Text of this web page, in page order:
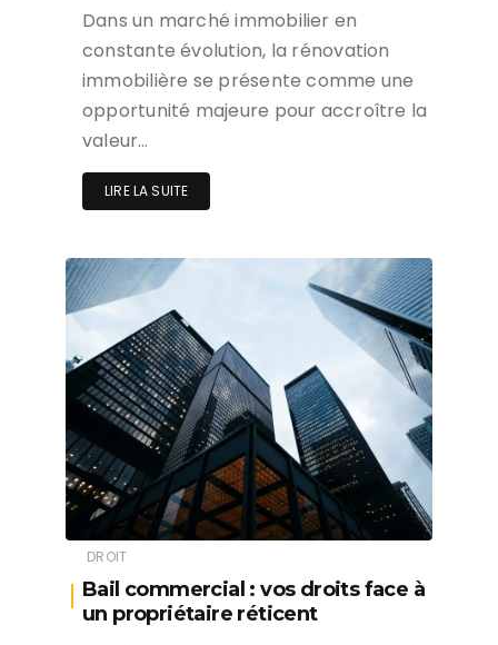
Dans un marché immobilier en
constante évolution, la rénovation
immobilière se présente comme une
opportunité majeure pour accroître la
valeur…
LIRE LA SUITE
DROIT
Bail commercial : vos droits face à
un propriétaire réticent